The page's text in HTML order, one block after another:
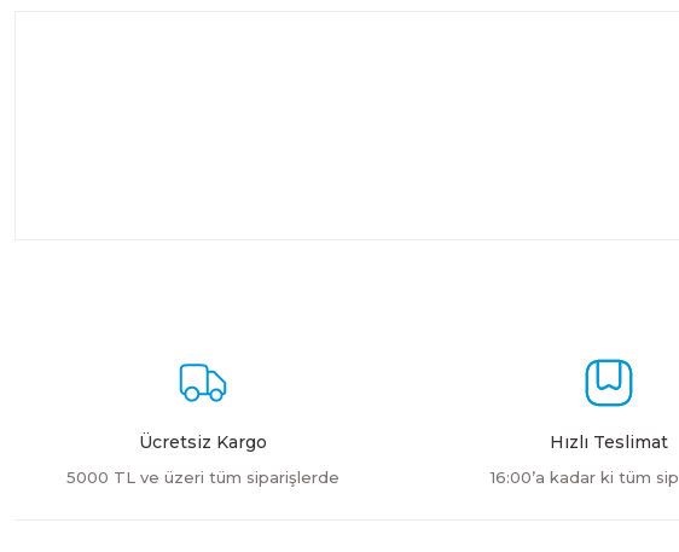
Ücretsiz Kargo
5000 TL ve üzeri tüm siparişlerde
Hızlı Teslimat
16:00’a kadar ki tüm